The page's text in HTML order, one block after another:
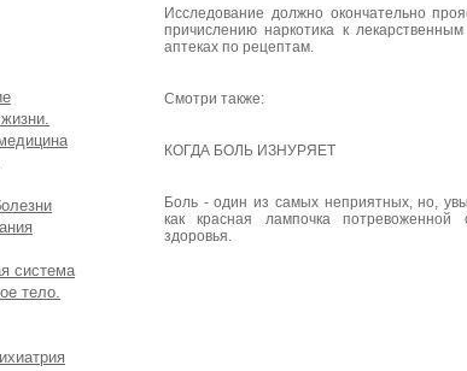
система
тело.
Исследование должно окончательно
причислению наркотика к
аптеках по рецептам.
Смотри также:
КОГДА БОЛЬ ИЗНУРЯЕТ
Боль - один из самых неприятных, но,
как красная лампочка
здоровья.